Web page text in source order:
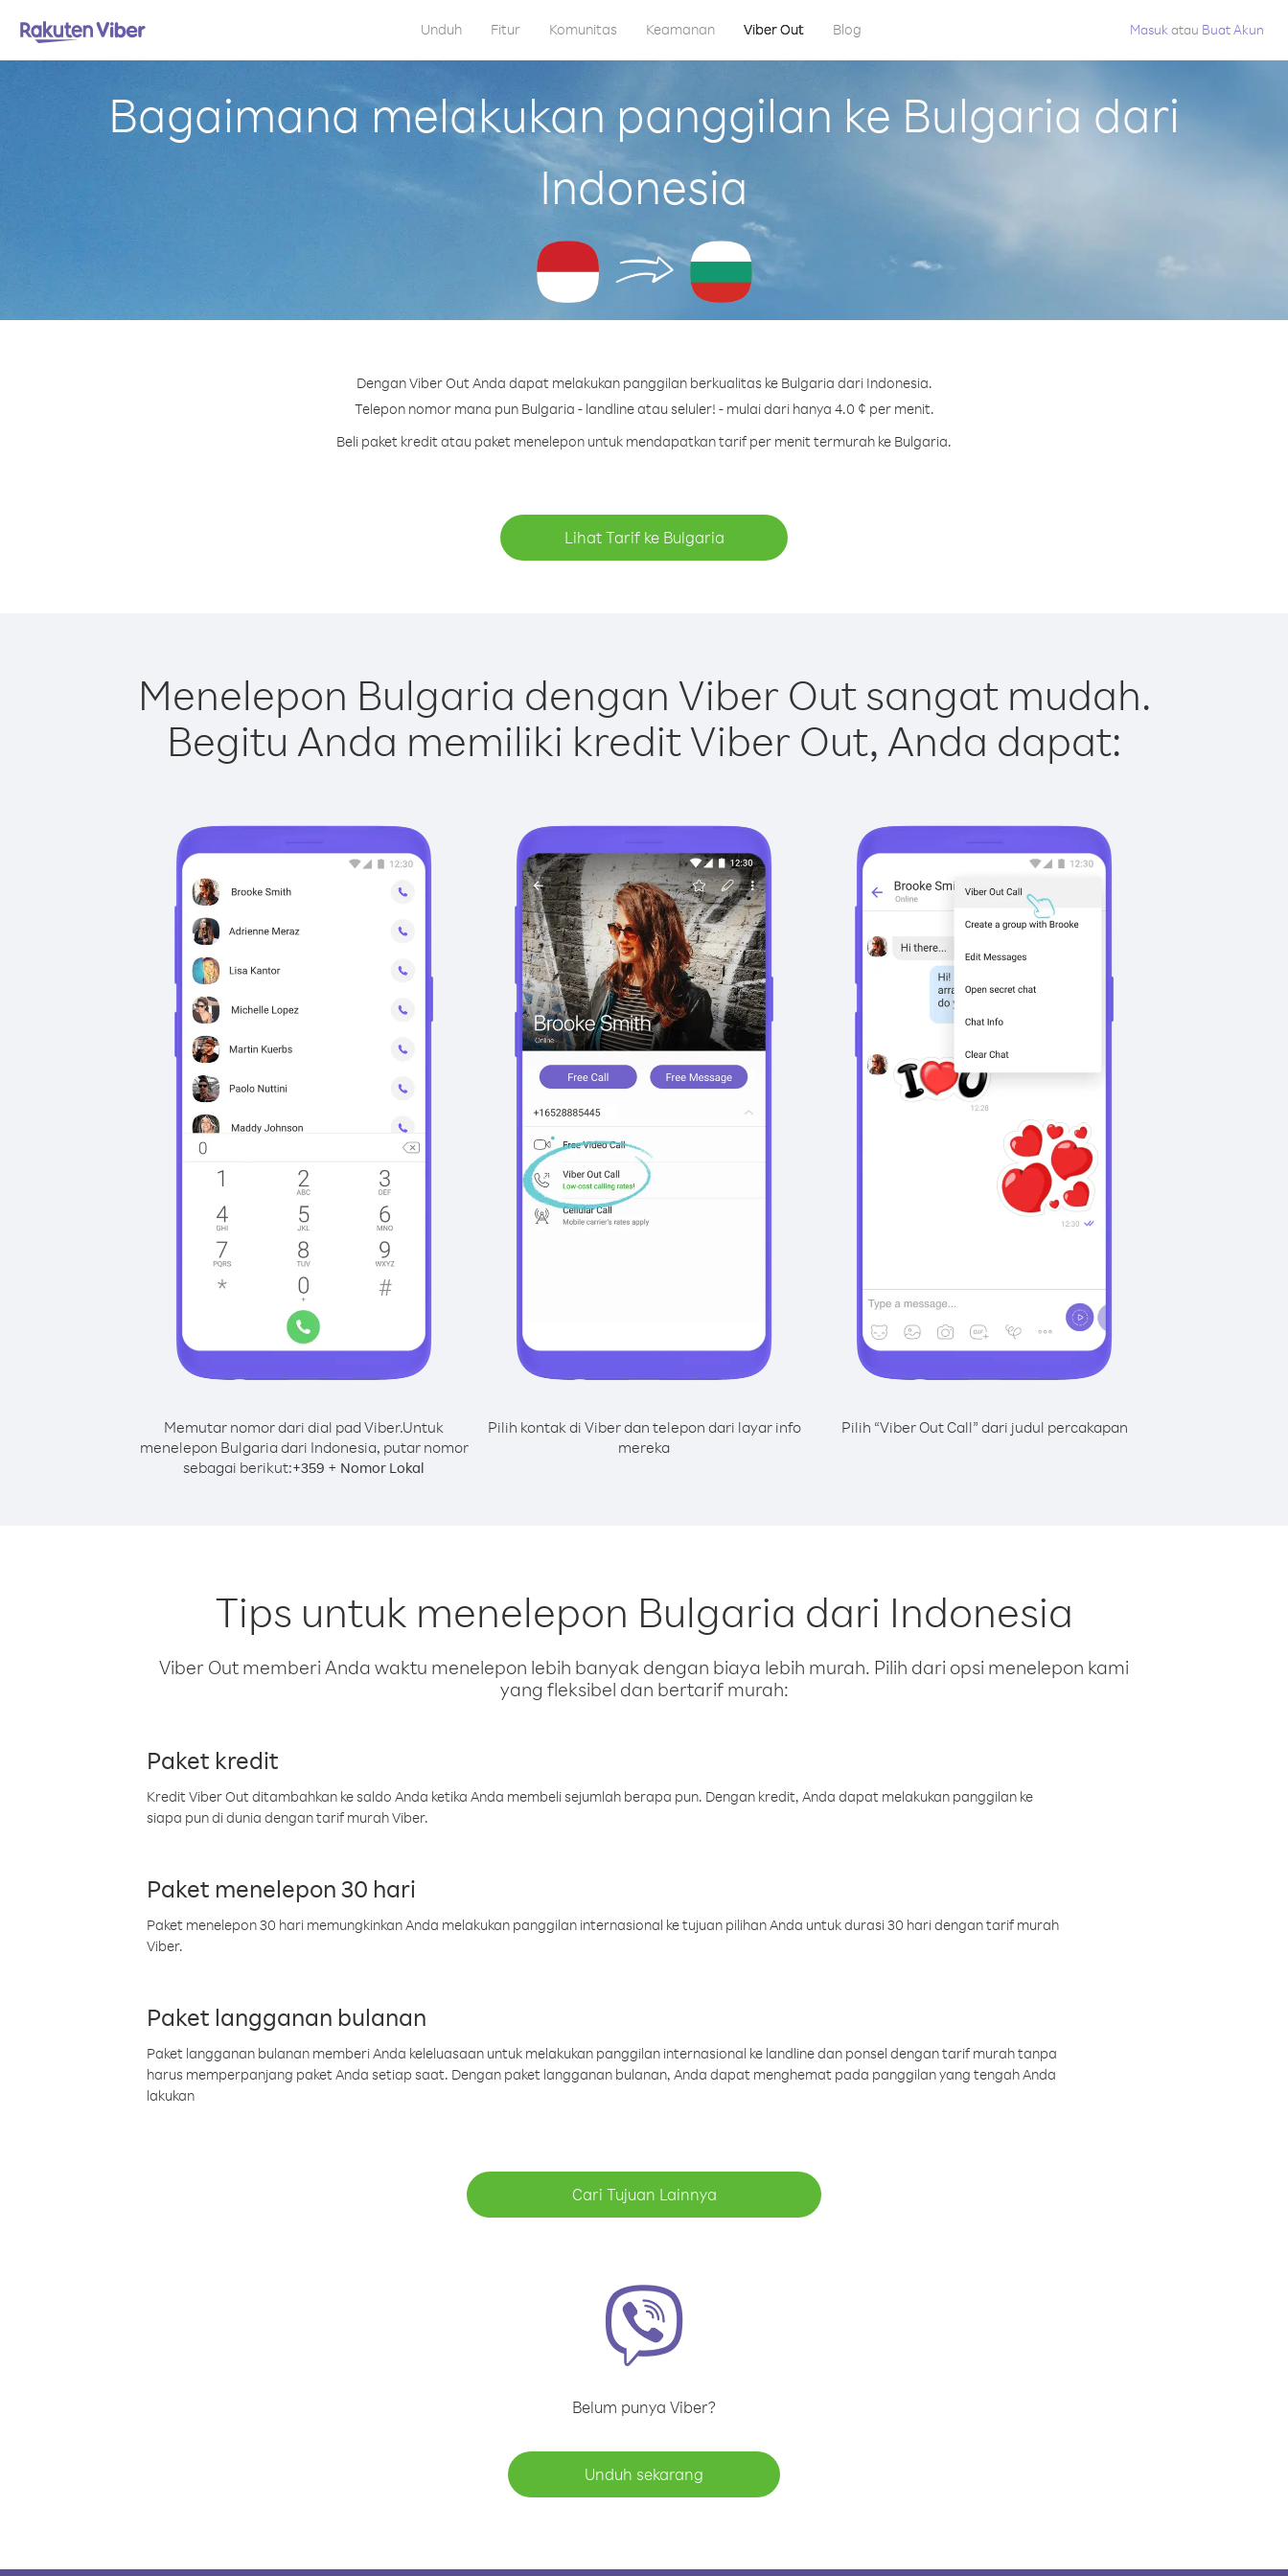
Unduh Fitur Komunitas Keamanan Viber Out Blog Masuk atau Buat Akun
Bagaimana melakukan panggilan ke Bulgaria dari
Indonesia
Dengan Viber Out Anda dapat melakukan panggilan berkualitas ke Bulgaria dari Indonesia.
Telepon nomor mana pun Bulgaria - landline atau seluler! - mulai dari hanya 4.0 ¢ per menit.
Beli paket kredit atau paket menelepon untuk mendapatkan tarif per menit termurah ke Bulgaria.
Lihat Tarif ke Bulgaria
Menelepon Bulgaria dengan Viber Out sangat mudah.
Begitu Anda memiliki kredit Viber Out, Anda dapat:
Memutar nomor dari dial pad Viber.Untuk
menelepon Bulgaria dari Indonesia, putar nomor
sebagai berikut:+359 + Nomor Lokal
Pilih kontak di Viber dan telepon dari layar info
mereka
Pilih “Viber Out Call” dari judul percakapan
Tips untuk menelepon Bulgaria dari Indonesia
Viber Out memberi Anda waktu menelepon lebih banyak dengan biaya lebih murah. Pilih dari opsi menelepon kami
yang fleksibel dan bertarif murah:
Paket kredit
Kredit Viber Out ditambahkan ke saldo Anda ketika Anda membeli sejumlah berapa pun. Dengan kredit, Anda dapat melakukan panggilan ke
siapa pun di dunia dengan tarif murah Viber.
Paket menelepon 30 hari
Paket menelepon 30 hari memungkinkan Anda melakukan panggilan internasional ke tujuan pilihan Anda untuk durasi 30 hari dengan tarif murah
Viber.
Paket langganan bulanan
Paket langganan bulanan memberi Anda keleluasaan untuk melakukan panggilan internasional ke landline dan ponsel dengan tarif murah tanpa
harus memperpanjang paket Anda setiap saat. Dengan paket langganan bulanan, Anda dapat menghemat pada panggilan yang tengah Anda
lakukan
Cari Tujuan Lainnya
Belum punya Viber?
Unduh sekarang